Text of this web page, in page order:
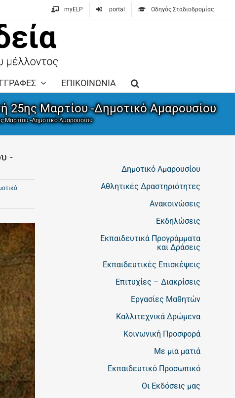
myELP portal Οδηγός Σταδιοδρομίας
ΕΠΙΚΟΙΝΩΝΙΑ
25ης Μαρτίου -Δημοτικό Αμαρουσίου
Μαρτίου -Δημοτικό Αμαρουσίου
-
Δημοτικό Αμαρουσίου
Αθλητικές Δραστηριότητες
Ανακοινώσεις
Εκδηλώσεις
Εκπαιδευτικά Προγράμματα
και Δράσεις
Εκπαιδευτικές Επισκέψεις
Επιτυχίες – Διακρίσεις
Εργασίες Μαθητών
Καλλιτεχνικά Δρώμενα
Κοινωνική Προσφορά
Με μια ματιά
Εκπαιδευτικό Προσωπικό
Οι Εκδόσεις μας